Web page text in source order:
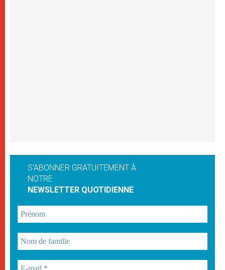
S'ABONNER GRATUITEMENT À
NOTRE
NEWSLETTER QUOTIDIENNE